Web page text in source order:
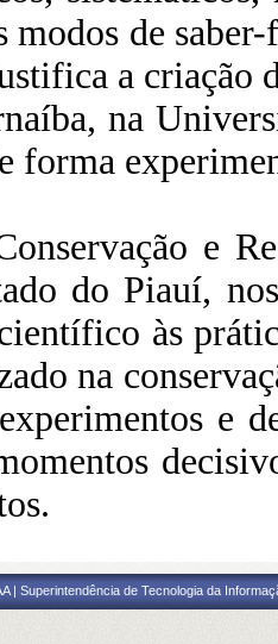
modos de
a criação
na
forma
e
do Piauí,
às
na
e
| Superintendência de Tecnologia da